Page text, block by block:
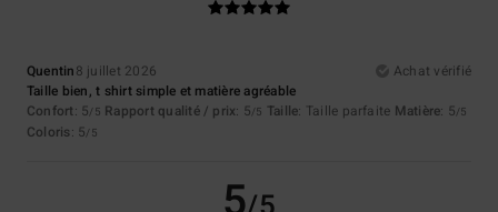
Quentin8 juillet 2026
Achat vérifié
Taille bien, t shirt simple et matière agréable
Confort: 5/5 Rapport qualité / prix: 5/5 Taille: Taille parfaite Matière: 5/5
Coloris: 5/5